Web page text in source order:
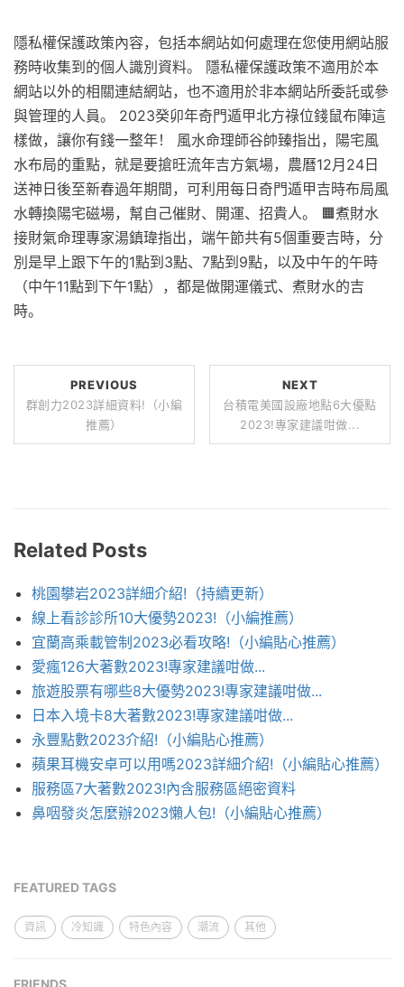
隱私權保護政策內容，包括本網站如何處理在您使用網站服
務時收集到的個人識別資料。 隱私權保護政策不適用於本
網站以外的相關連結網站，也不適用於非本網站所委託或參
與管理的人員。 2023癸卯年奇門遁甲北方祿位錢鼠布陣這
樣做，讓你有錢一整年！ 風水命理師谷帥臻指出，陽宅風
水布局的重點，就是要搶旺流年吉方氣場，農曆12月24日
送神日後至新春過年期間，可利用每日奇門遁甲吉時布局風
水轉換陽宅磁場，幫自己催財、開運、招貴人。 🟧煮財水
接財氣命理專家湯鎮瑋指出，端午節共有5個重要吉時，分
別是早上跟下午的1點到3點、7點到9點，以及中午的午時
（中午11點到下午1點），都是做開運儀式、煮財水的吉
時。
PREVIOUS
群創力2023詳細資料!（小編
推薦）
NEXT
台積電美國設廠地點6大優點
2023!專家建議咁做...
Related Posts
桃園攀岩2023詳細介紹!（持續更新）
線上看診診所10大優勢2023!（小編推薦）
宜蘭高乘載管制2023必看攻略!（小編貼心推薦）
愛瘋126大著數2023!專家建議咁做...
旅遊股票有哪些8大優勢2023!專家建議咁做...
日本入境卡8大著數2023!專家建議咁做...
永豐點數2023介紹!（小編貼心推薦）
蘋果耳機安卓可以用嗎2023詳細介紹!（小編貼心推薦）
服務區7大著數2023!內含服務區絕密資料
鼻咽發炎怎麼辦2023懶人包!（小編貼心推薦）
FEATURED TAGS
資訊 冷知識 特色內容 潮流 其他